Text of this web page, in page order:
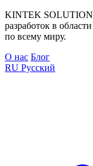
KINTEK SOLUTION:
разработок в
по всему миру.
О нас Блог
RU Русский